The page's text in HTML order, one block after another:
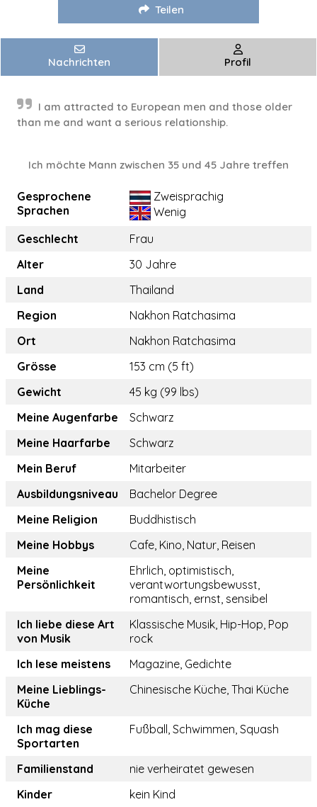
Teilen
Nachrichten Profil
I am attracted to European men and those older
than me and want a serious relationship.
Ich möchte Mann zwischen 35 und 45 Jahre treffen
Gesprochene
Sprachen
Zweisprachig
Wenig
Geschlecht
Frau
Alter
30 Jahre
Land
Thailand
Region
Nakhon Ratchasima
Ort
Nakhon Ratchasima
Grösse
153 cm (5 ft)
Gewicht
45 kg (99 lbs)
Meine Augenfarbe
Schwarz
Meine Haarfarbe
Schwarz
Mein Beruf
Mitarbeiter
Ausbildungsniveau
Bachelor Degree
Meine Religion
Buddhistisch
Meine Hobbys
Cafe, Kino, Natur, Reisen
Meine
Persönlichkeit
Ehrlich, optimistisch,
verantwortungsbewusst,
romantisch, ernst, sensibel
Ich liebe diese Art
von Musik
Klassische Musik, Hip-Hop, Pop
rock
Ich lese meistens
Magazine, Gedichte
Meine Lieblings-
Küche
Chinesische Küche, Thai Küche
Ich mag diese
Sportarten
Fußball, Schwimmen, Squash
Familienstand
nie verheiratet gewesen
Kinder
kein Kind